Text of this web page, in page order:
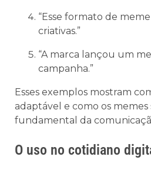
“Esse formato de
criativas.”
“A marca lançou um
campanha.”
Esses exemplos mostram
adaptável e como os
fundamental da
O uso no cotidiano